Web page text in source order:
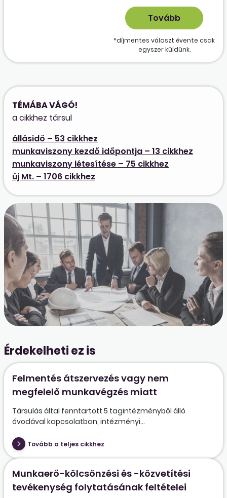
*díjmentes választ évente csak
egyszer küldünk.
TÉMÁBA VÁGÓ!
a cikkhez társul
állásidő – 53 cikkhez
munkaviszony kezdő időpontja – 13 cikkhez
munkaviszony létesítése – 75 cikkhez
új Mt. – 1706 cikkhez
Érdekelheti ez is
Felmentés átszervezés vagy nem
megfelelő munkavégzés miatt
Társulás által fenntartott 5 tagintézményből álló
óvodával kapcsolatban, intézményi...
Tovább a teljes cikkhez
Munkaerő-kölcsönzési és -közvetítési
tevékenység folytatásának feltételei